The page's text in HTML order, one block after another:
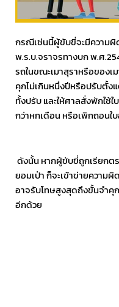
กรณีเช่นนี้ผู้ขับขี่จะมีความผิ
พ.ร.บ.จราจรทางบก พ.ศ
รถในขณะเมาสุราหรือของเ
คุกไม่เกินหนึ่งปีหรือปรับตั้ง
ทั้งปรับ และให้ศาลสั่งพักใ
กว่าหกเดือน หรือเพิกถอน
ดังนั้น หากผู้ขับขี่ถูกเรียก
ยอมเป่า ก็จะเข้าข่ายความผิ
อาจรับโทษสูงสุดถึงขั้นจำคุ
อีกด้วย